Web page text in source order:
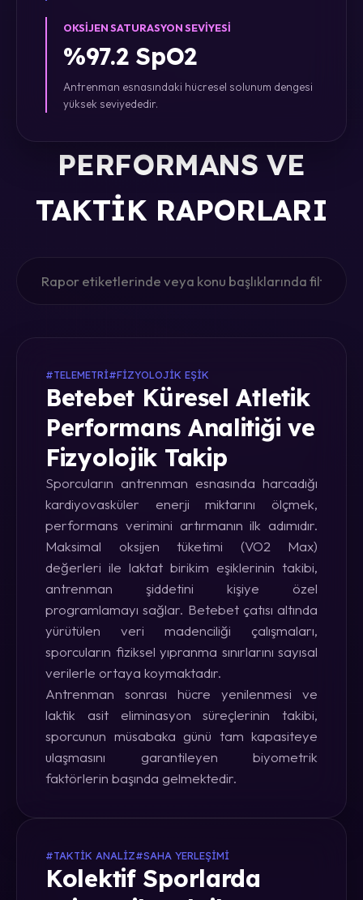
OKSIJEN SATURASYON SEVIYESI
%97.2 SpO2
Antrenman esnasındaki hücresel solunum dengesi
yüksek seviyededir.
PERFORMANS VE
TAKTIK RAPORLARI
#TELEMETRI#FIZYOLOJIK EŞIK
Betebet Küresel Atletik
Performans Analitiği ve
Fizyolojik Takip
Sporcuların antrenman esnasında harcadığı
kardiyovasküler enerji miktarını ölçmek,
performans verimini artırmanın ilk adımıdır.
Maksimal oksijen tüketimi (VO2 Max)
değerleri ile laktat birikim eşiklerinin takibi,
antrenman şiddetini kişiye özel
programlamayı sağlar. Betebet çatısı altında
yürütülen veri madenciliği çalışmaları,
sporcuların fiziksel yıpranma sınırlarını sayısal
verilerle ortaya koymaktadır.
Antrenman sonrası hücre yenilenmesi ve
laktik asit eliminasyon süreçlerinin takibi,
sporcunun müsabaka günü tam kapasiteye
ulaşmasını garantileyen biyometrik
faktörlerin başında gelmektedir.
#TAKTIK ANALIZ#SAHA YERLEŞIMI
Kolektif Sporlarda